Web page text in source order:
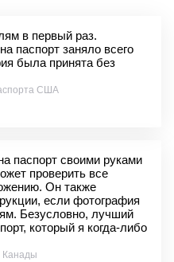
в первый раз.
паспорт заняло всего
была принята без
США
паспорт своими руками
проверить все
Он также
если фотография
Безусловно, лучший
который я когда-либо
Канады